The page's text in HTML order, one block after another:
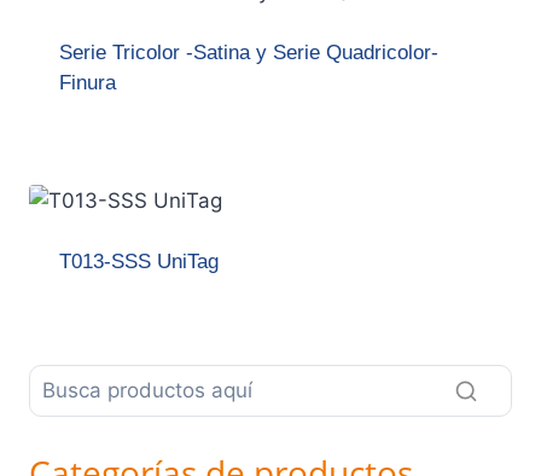
Serie Tricolor -Satina y Serie Quadricolor-
Finura
T013-SSS UniTag